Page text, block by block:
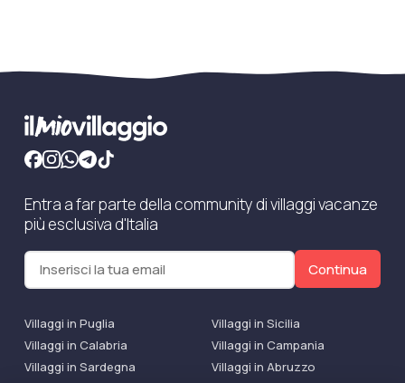
Entra a far parte della community di villaggi vacanze
più esclusiva d'Italia
Continua
Villaggi in Puglia
Villaggi in Sicilia
Villaggi in Calabria
Villaggi in Campania
Villaggi in Sardegna
Villaggi in Abruzzo